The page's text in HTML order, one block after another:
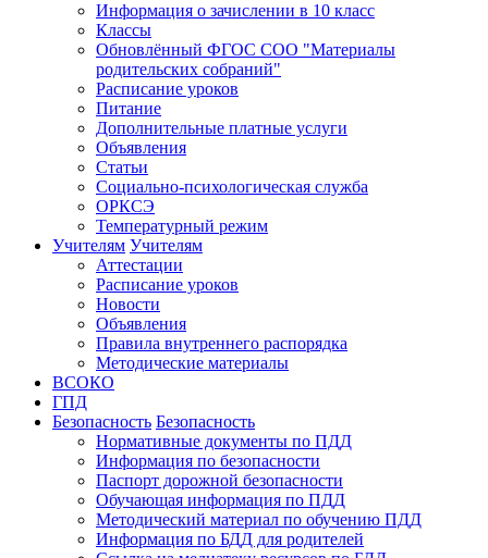
Информация о зачислении в 10 класс
Классы
Обновлённый ФГОС СОО "Материалы
родительских собраний"
Расписание уроков
Питание
Дополнительные платные услуги
Объявления
Статьи
Социально-психологическая служба
ОРКСЭ
Температурный режим
Учителям Учителям
Аттестации
Расписание уроков
Новости
Объявления
Правила внутреннего распорядка
Методические материалы
ВСОКО
ГПД
Безопасность Безопасность
Нормативные документы по ПДД
Информация по безопасности
Паспорт дорожной безопасности
Обучающая информация по ПДД
Методический материал по обучению ПДД
Информация по БДД для родителей